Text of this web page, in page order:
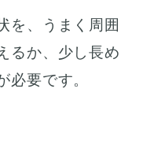
を、うまく周囲
るか、少し長め
必要です。